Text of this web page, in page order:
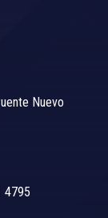
Nuevo
4795